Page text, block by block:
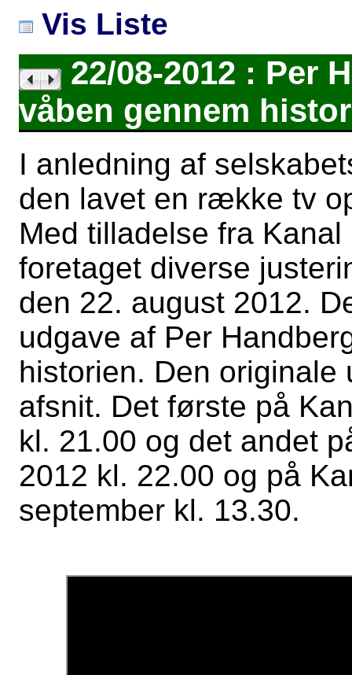
Vis Liste
22/08-2012 : Per
våben gennem
I anledning af
den lavet en række tv
Med tilladelse fra
foretaget diverse
den 22. august 2012.
udgave af Per
historien. Den
afsnit. Det første på
kl. 21.00 og det andet
2012 kl. 22.00 og på
september kl. 13.30.